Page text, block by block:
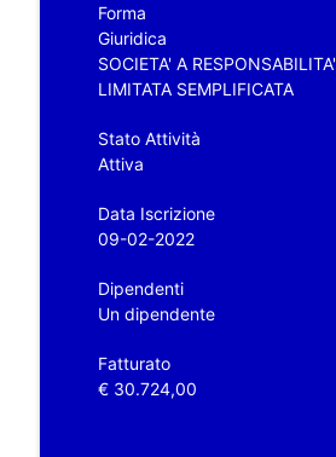
Forma
Giuridica
SOCIETA' A RESPONSABILITA'
LIMITATA SEMPLIFICATA
Stato Attività
Attiva
Data Iscrizione
09-02-2022
Dipendenti
Un dipendente
Fatturato
€ 30.724,00